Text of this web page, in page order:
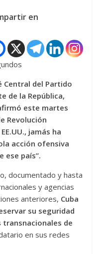
en
Central del Partido
de la República,
este martes
Revolución
jamás ha
acción ofensiva
ese país”.
documentado y hasta
y agencias
anteriores, Cuba
su seguridad
de
en sus redes